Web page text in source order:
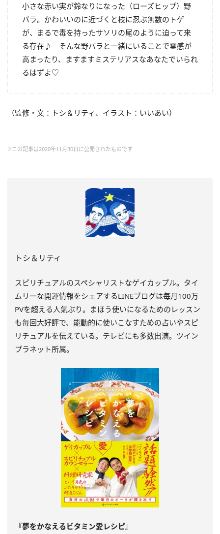
小さな赤い実が鈴なりになった（ローズヒップ）野
バラ。かわいいのに近づくと枝に忍ぶ無数のトゲ
が、まるで毒を持ったサソリの尾のように迫って来
る存在♪ そんな野バラと一緒にいることで霊感が
高まったり、ますますミステリアスなあなたでいられ
るはずよ♡
（監修・文：トシ＆リティ、イラスト：いいあい）
※この記事は2020年11月30日に公開されたものです
トシ＆リティ
スピリチュアルのスペシャリストなゲイカップル。タイ
ムリーな開運情報をシェアするLINEブログは毎月100万
PVを超える人氣ぶり。まほう使いになるためのレッスン
も毎回大好評で、能動的に使いこなすための占いやスピ
リチュアルを伝えている。テレビにも多数出演。ツイン
プラネット所属。
『夢をかなえるビタミン愛レシピ』